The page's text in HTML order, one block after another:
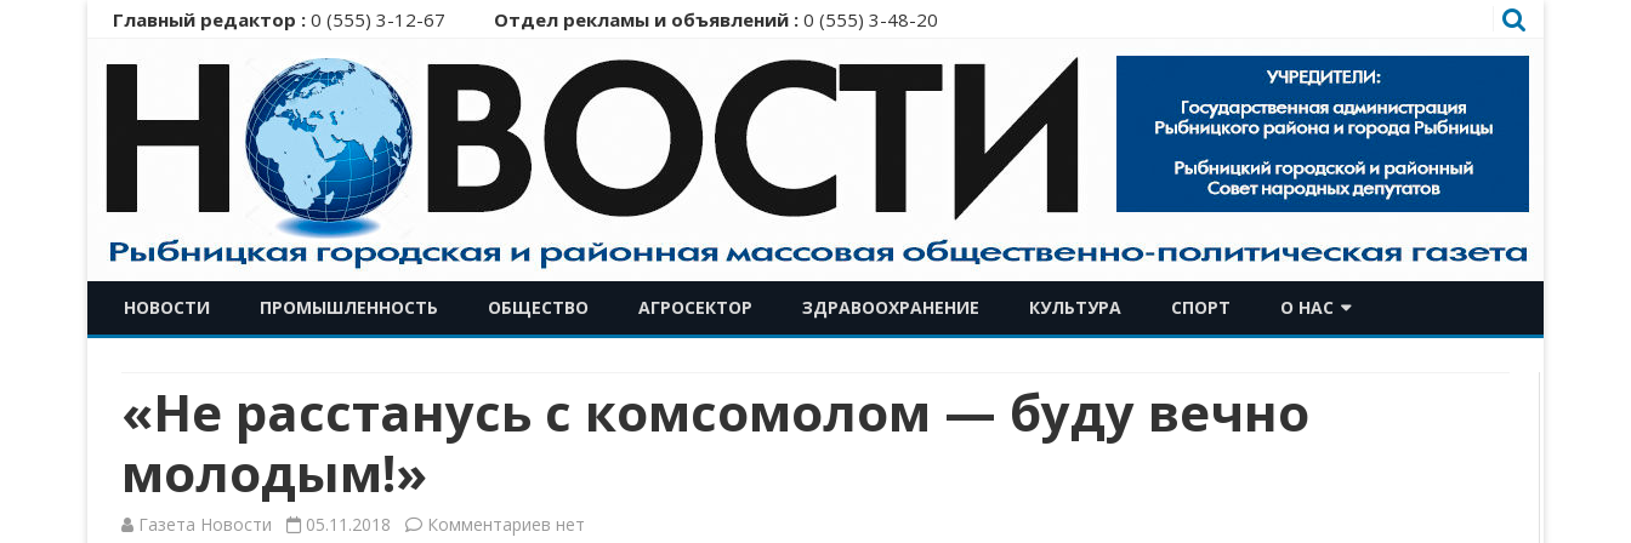
Главный редактор : 0 (555) 3-12-67 Отдел рекламы и объявлений : 0 (555) 3-48-20
к
содержимому
НОВОСТИ ПРОМЫШЛЕННОСТЬ ОБЩЕСТВО АГРОСЕКТОР ЗДРАВООХРАНЕНИЕ КУЛЬТУРА СПОРТ О НАС
ИСТОРИЧЕСКАЯ СПРАВКА
«Не расстанусь с комсомолом — буду вечно
молодым!»
Газета Новости 05.11.2018 Комментариев кнет